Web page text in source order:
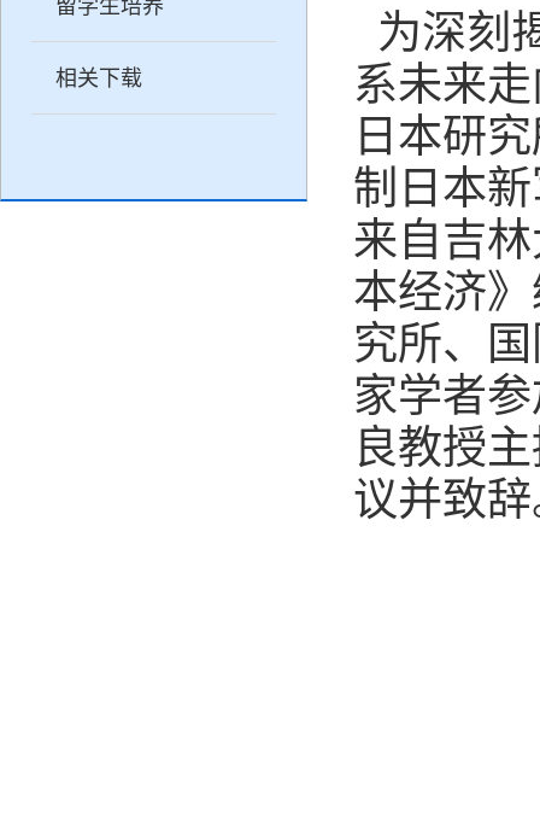
留学生培养
相关下载
为深刻
系未来
日本研
制日本
来自吉
本经济
究所、
家学者
良教授
议并致